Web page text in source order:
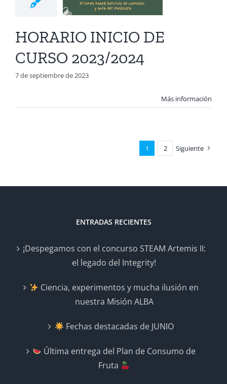
Juan Diego
Primaria
Educación
3º ciclo TEA
HORARIO INICIO DE
CURSO 2023/2024
7 de septiembre de 2023
Más información
1 2 Siguiente
ENTRADAS RECIENTES
¡Despegamos con el concurso STEAM Artemis II:
el legado del Integrity!
Ciencia, experimentos y mucha ilusión en
nuestra Misión ALBA
Fechas destacadas de JUNIO
Última entrega del Plan de Consumo de
Fruta